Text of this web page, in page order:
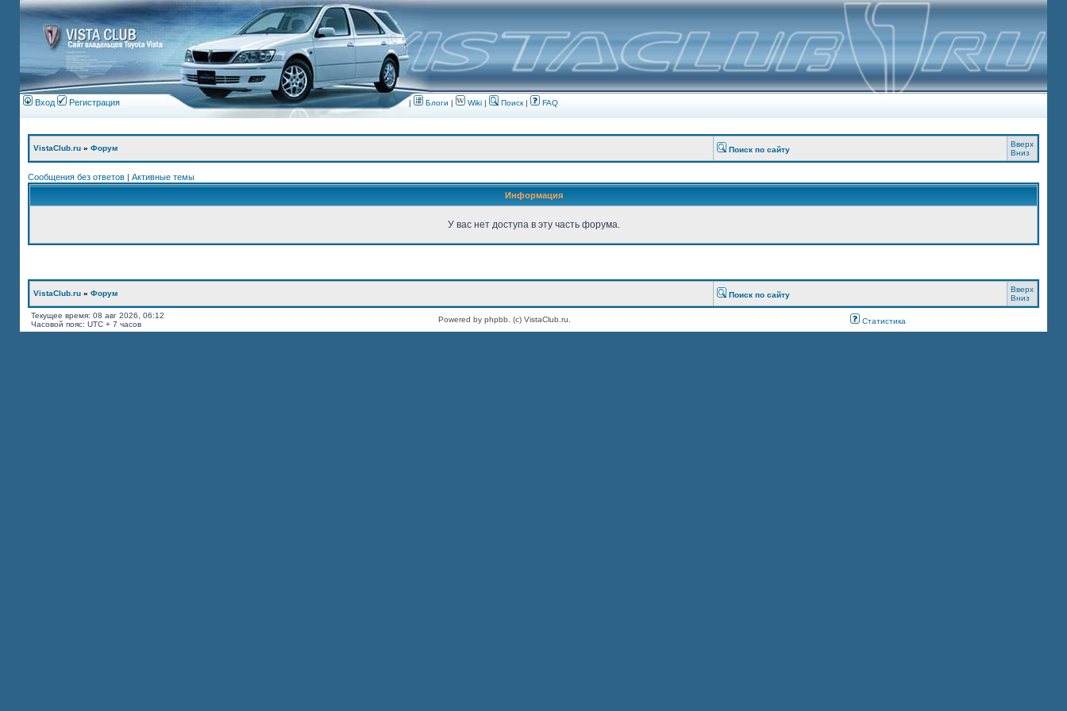
Вход Регистрация | Блоги | Wiki | Поиск| FAQ
VistaClub.ru » Форум Поиск по сайту
Вверх
Вниз
Сообщения без ответов | Активные темы
Информация
У вас нет доступа в эту часть форума.
VistaClub.ru » Форум Поиск по сайту
Вверх
Вниз
Текущее время: 08 авг 2026, 06:12
Часовой пояс: UTC + 7 часов
Powered by phpbb. (c) VistaClub.ru. Статистика